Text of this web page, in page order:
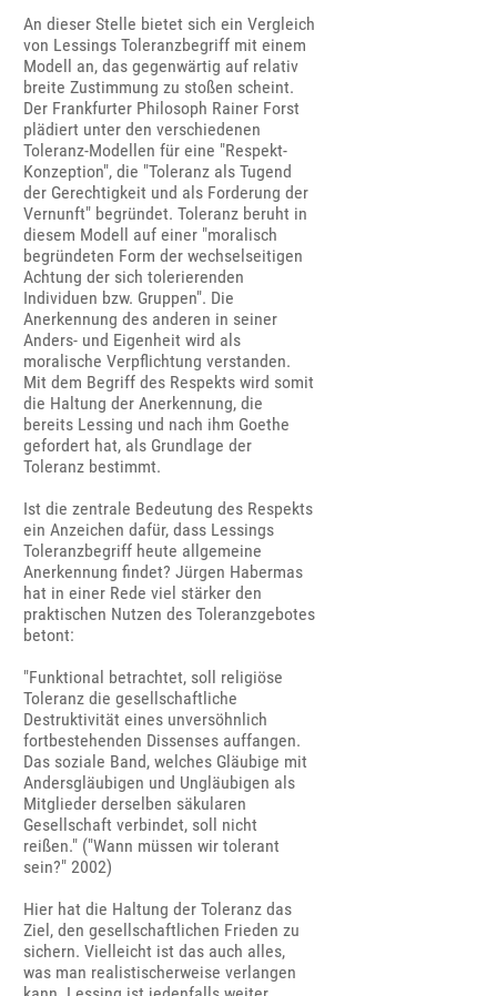
An dieser Stelle bietet sich ein Vergleich
von Lessings Toleranzbegriff mit einem
Modell an, das gegenwärtig auf relativ
breite Zustimmung zu stoßen scheint.
Der Frankfurter Philosoph Rainer Forst
plädiert unter den verschiedenen
Toleranz-Modellen für eine "Respekt-
Konzeption", die "Toleranz als Tugend
der Gerechtigkeit und als Forderung der
Vernunft" begründet. Toleranz beruht in
diesem Modell auf einer "moralisch
begründeten Form der wechselseitigen
Achtung der sich tolerierenden
Individuen bzw. Gruppen". Die
Anerkennung des anderen in seiner
Anders- und Eigenheit wird als
moralische Verpflichtung verstanden.
Mit dem Begriff des Respekts wird somit
die Haltung der Anerkennung, die
bereits Lessing und nach ihm Goethe
gefordert hat, als Grundlage der
Toleranz bestimmt.
Ist die zentrale Bedeutung des Respekts
ein Anzeichen dafür, dass Lessings
Toleranzbegriff heute allgemeine
Anerkennung findet? Jürgen Habermas
hat in einer Rede viel stärker den
praktischen Nutzen des Toleranzgebotes
betont:
"Funktional betrachtet, soll religiöse
Toleranz die gesellschaftliche
Destruktivität eines unversöhnlich
fortbestehenden Dissenses auffangen.
Das soziale Band, welches Gläubige mit
Andersgläubigen und Ungläubigen als
Mitglieder derselben säkularen
Gesellschaft verbindet, soll nicht
reißen." ("Wann müssen wir tolerant
sein?" 2002)
Hier hat die Haltung der Toleranz das
Ziel, den gesellschaftlichen Frieden zu
sichern. Vielleicht ist das auch alles,
was man realistischerweise verlangen